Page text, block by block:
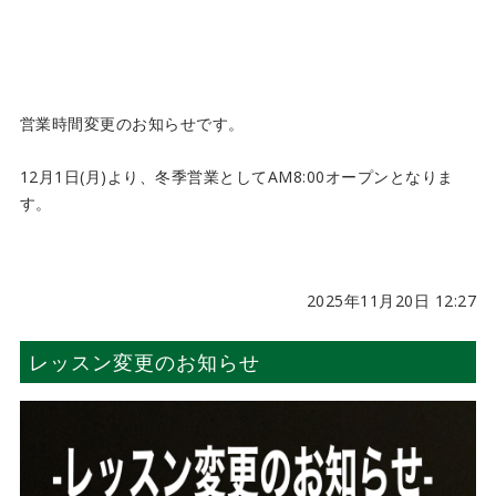
営業時間変更のお知らせです。
12月1日(月)より、冬季営業としてAM8:00オープンとなりま
す。
2025年11月20日 12:27
レッスン変更のお知らせ